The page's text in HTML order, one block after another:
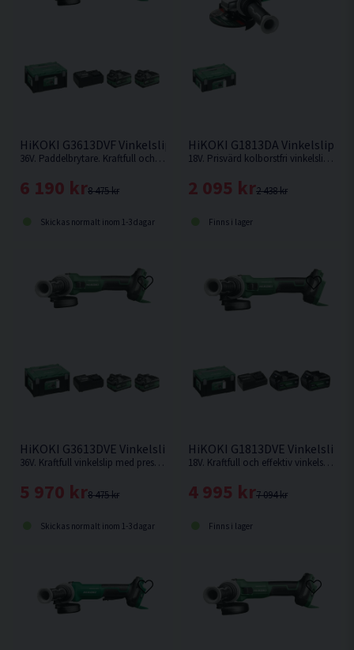
Dimension (L x B x H) 389x141x133 mm
Ljudtrycksosäkerhet K dB(A) 3
HiKOKI G3613DVF Vinkelslip 125mm 36V (2x2,5Ah)
36V. Paddelbrytare. Kraftfull och effektiv vinkelslip med variabelt varvtal. Förbättrad konstruktion med bättre hållbarhet mot damm och fukt.
8 475 kr
6 190 kr
Skickas normalt inom 1-3 dagar
HiKOKI G1813DA Vinkelslip
18V. Prisvärd kolborstfri vinkelslip på 125mm från HiKOKI. Levereras utan batteri & laddare.
2 438 kr
2 095 kr
Finns i lager
HiKOKI G3613DVE Vinkelslip 125mm 36V (2x2,5Ah)
36V. Kraftfull vinkelslip med prestanda som en nätdriven, maximal uteffekt 1.500W. Förbättrad konstruktion med bättre hållbarhet mot damm och fukt.
8 475 kr
5 970 kr
Skickas normalt inom 1-3 dagar
HiKOKI G1813DVE Vinkelslip
18V. Kraftfull och effektiv vinkelslip med variabelt varvtal. Förbättrad konstruktion med bättre hållbarhet mot damm och fukt.
7 094 kr
4 995 kr
Finns i lager